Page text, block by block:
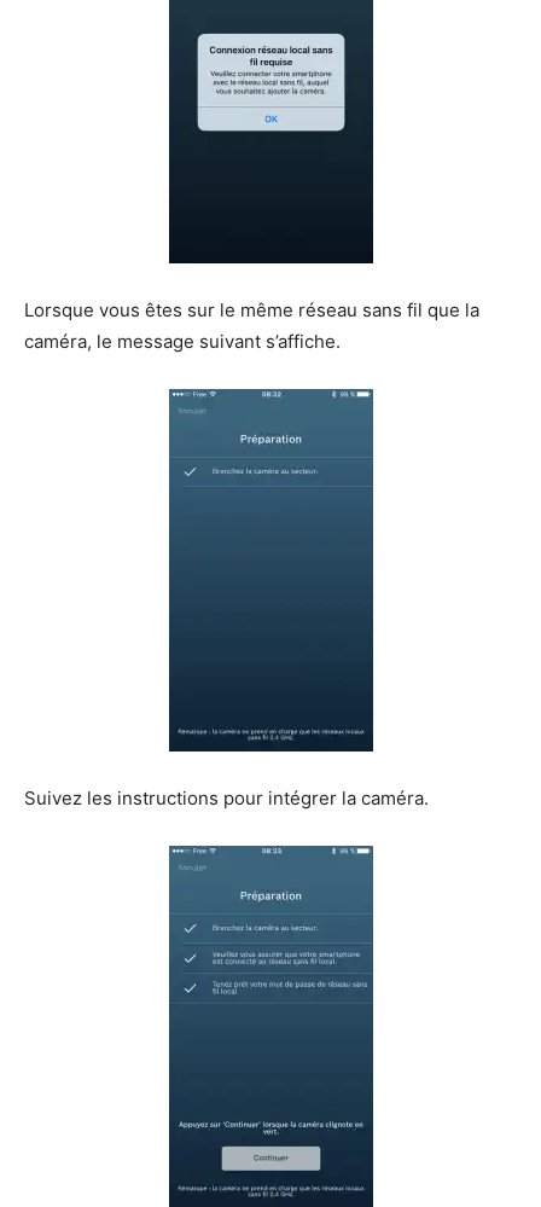
Lorsque vous êtes sur le même réseau sans fil que la
caméra, le message suivant s’affiche.
Suivez les instructions pour intégrer la caméra.